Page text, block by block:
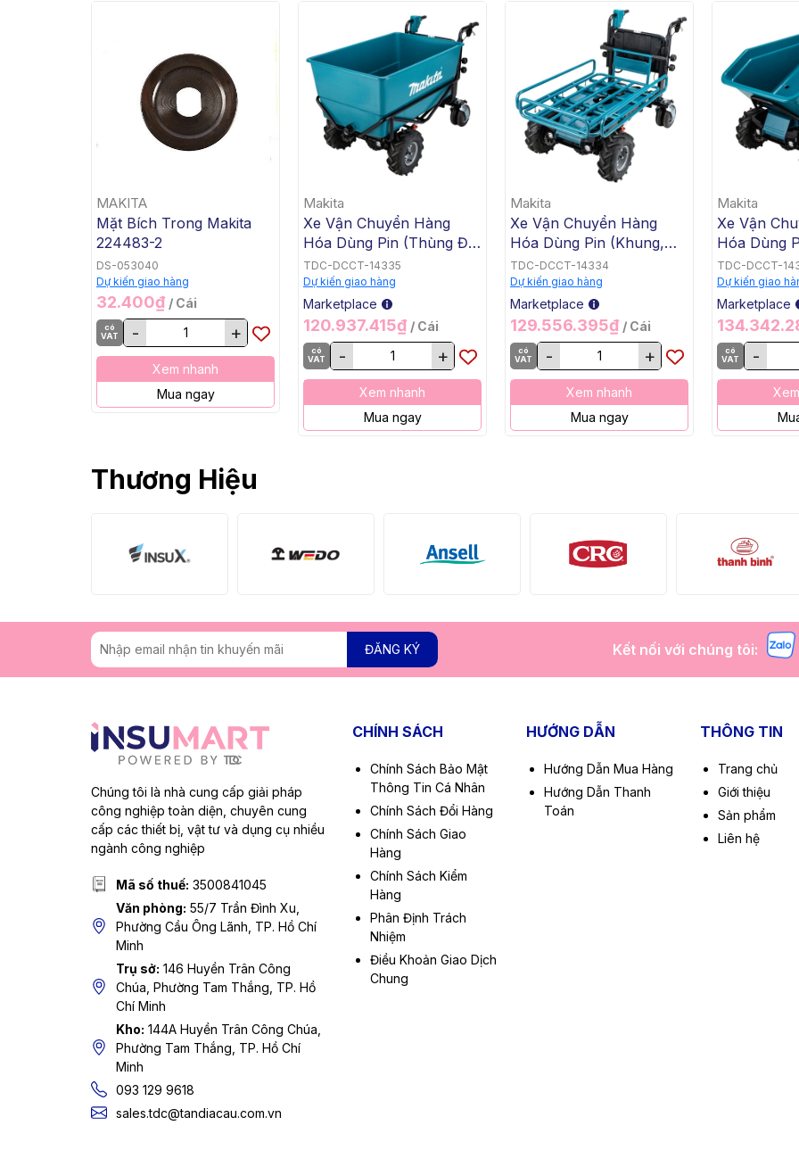
MAKITA
Mặt Bích Trong Makita
224483-2
DS-053040
Dự kiến giao hàng
32.400₫ / Cái
có
VAT
- +
Xem nhanh
Mua ngay
Makita
Xe Vận Chuyển Hàng
Hóa Dùng Pin (Thùng Đế
Bằng, BL, 18Vx2) Makita
DCU605Z
TDC-DCCT-14335
Dự kiến giao hàng
Marketplace
120.937.415₫ / Cái
có
VAT
- +
Xem nhanh
Mua ngay
Makita
Xe Vận Chuyển Hàng
Hóa Dùng Pin (Khung,
BL, 18Vx2) Makita
DCU604Z
TDC-DCCT-14334
Dự kiến giao hàng
Marketplace
129.556.395₫ / Cái
có
VAT
- +
Xem nhanh
Mua ngay
Makita
Xe Vận
Hóa Dùng
BL, 18Vx2)
DCU603Z
TDC-DCCT-
Dự kiến giao
Marketplace
có
VAT
-
Thương Hiệu
ĐĂNG KÝ Kết nối với chúng tôi:
Chúng tôi là nhà cung cấp giải pháp
công nghiệp toàn diện, chuyên cung
cấp các thiết bị, vật tư và dụng cụ nhiều
ngành công nghiệp
Mã số thuế: 3500841045
Văn phòng: 55/7 Trần Đình Xu,
Phường Cầu Ông Lãnh, TP. Hồ Chí
Minh
Trụ sở: 146 Huyền Trân Công
Chúa, Phường Tam Thắng, TP. Hồ
Chí Minh
Kho: 144A Huyền Trân Công Chúa,
Phường Tam Thắng, TP. Hồ Chí
Minh
093 129 9618
sales.tdc@tandiacau.com.vn
CHÍNH SÁCH
Chính Sách Bảo Mật
Thông Tin Cá Nhân
Chính Sách Đổi Hàng
Chính Sách Giao
Hàng
Chính Sách Kiểm
Hàng
Phân Định Trách
Nhiệm
Điều Khoản Giao Dịch
Chung
HƯỚNG DẪN
Hướng Dẫn Mua Hàng
Hướng Dẫn Thanh
Toán
THÔNG TIN
Trang chủ
Giới thiệu
Sản phẩm
Liên hệ